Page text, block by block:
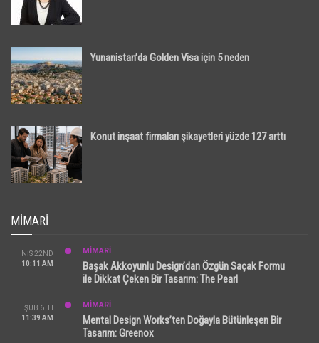
Yunanistan’da Golden Visa için 5 neden
Konut inşaat firmaları şikayetleri yüzde 127 arttı
MIMARI
NIS 22ND
10:11 AM
MİMARİ
Başak Akkoyunlu Design’dan Özgün Saçak Formu
ile Dikkat Çeken Bir Tasarım: The Pearl
ŞUB 6TH
11:39 AM
MİMARİ
Mental Design Works’ten Doğayla Bütünleşen Bir
Tasarım: Greenox